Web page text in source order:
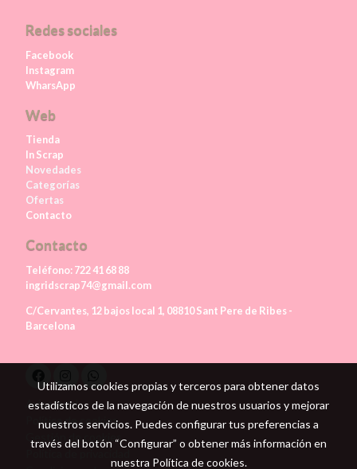
Redes sociales
Facebook
Instagram
WharsApp
Web
Tienda
In Scrap
Novedades
Categorías
Ofertas
Contacto
Contacto
Teléfono:722 41 68 88
ingridscrap74@gmail.com
C/Cervantes, 12 bajos local 1, 08810 Sant Pere de Ribes -
Barcelona
Aviso legal
Política de cookies
Gestión de cookies
Utilizamos cookies propias y terceros para obtener datos
estadísticos de la navegación de nuestros usuarios y mejorar
nuestros servicios. Puedes configurar tus preferencias a
través del botón “Configurar” o obtener más información en
nuestra Política de cookies.